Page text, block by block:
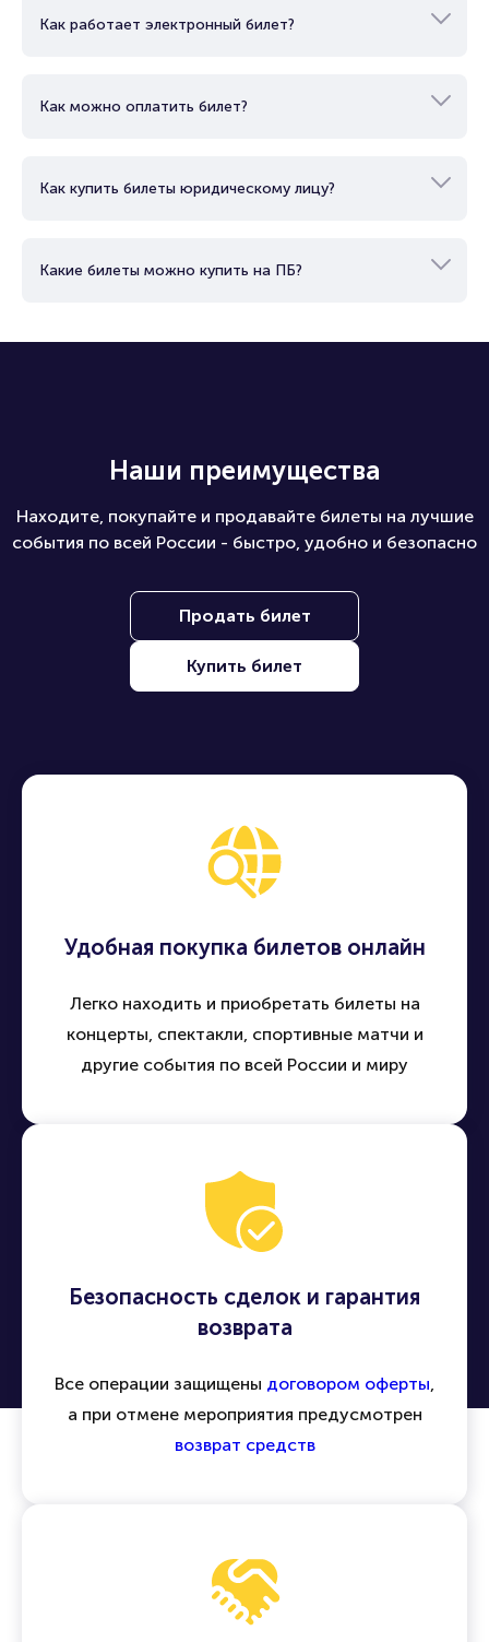
Как работает электронный билет?
Как можно оплатить билет?
Как купить билеты юридическому лицу?
Какие билеты можно купить на ПБ?
Наши преимущества
Находите, покупайте и продавайте билеты на лучшие
события по всей России - быстро, удобно и безопасно
Продать билет
Купить билет
Удобная покупка билетов онлайн
Легко находить и приобретать билеты на
концерты, спектакли, спортивные матчи и
другие события по всей России и миру
Безопасность сделок и гарантия
возврата
Все операции защищены договором оферты,
а при отмене мероприятия предусмотрен
возврат средств